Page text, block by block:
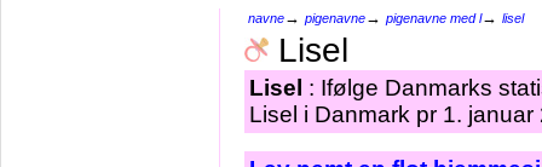
navne→ pigenavne→ pigenavne med l→ lisel
Lisel
Lisel : Ifølge Danmarks
Lisel i Danmark pr 1. januar